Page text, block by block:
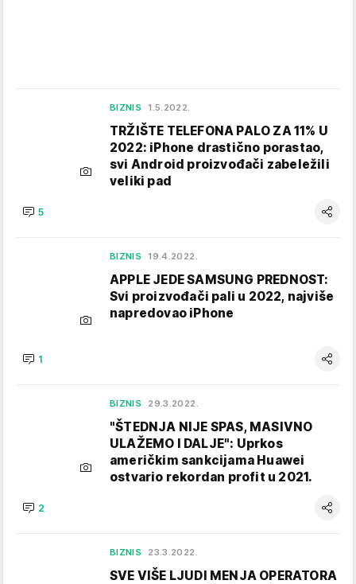
BIZNIS 1.5.2022.
TRŽIŠTE TELEFONA PALO ZA 11% U
2022: iPhone drastično porastao,
svi Android proizvođači zabeležili
veliki pad
5
BIZNIS 19.4.2022.
APPLE JEDE SAMSUNG PREDNOST:
Svi proizvođači pali u 2022, najviše
napredovao iPhone
1
BIZNIS 29.3.2022.
"ŠTEDNJA NIJE SPAS, MASIVNO
ULAŽEMO I DALJE": Uprkos
američkim sankcijama Huawei
ostvario rekordan profit u 2021.
2
BIZNIS 23.3.2022.
SVE VIŠE LJUDI MENJA OPERATORA